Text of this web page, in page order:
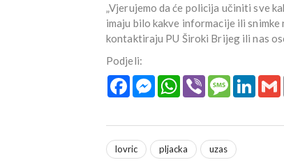
„Vjerujemo da će policija učiniti sve
imaju bilo kakve informacije ili
kontaktiraju PU Široki Brijeg ili nas
Podjeli:
FacebookMessengerWhatsApp
Viber Message
lovric pljacka uzas